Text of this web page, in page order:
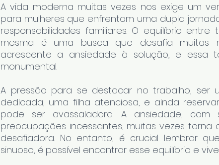
A vida moderna muitas vezes nos exige um
para mulheres que enfrentam uma dupla
responsabilidades familiares. O equilíbrio
mesma é uma busca que desafia muitas
acrescente a ansiedade à solução, e essa
monumental.
A pressão para se destacar no trabalho, ser
dedicada, uma filha atenciosa, e ainda
pode ser avassaladora. A ansiedade, com
preocupações incessantes, muitas vezes torna
desafiadora. No entanto, é crucial lembrar
sinuoso, é possível encontrar esse equilíbrio e